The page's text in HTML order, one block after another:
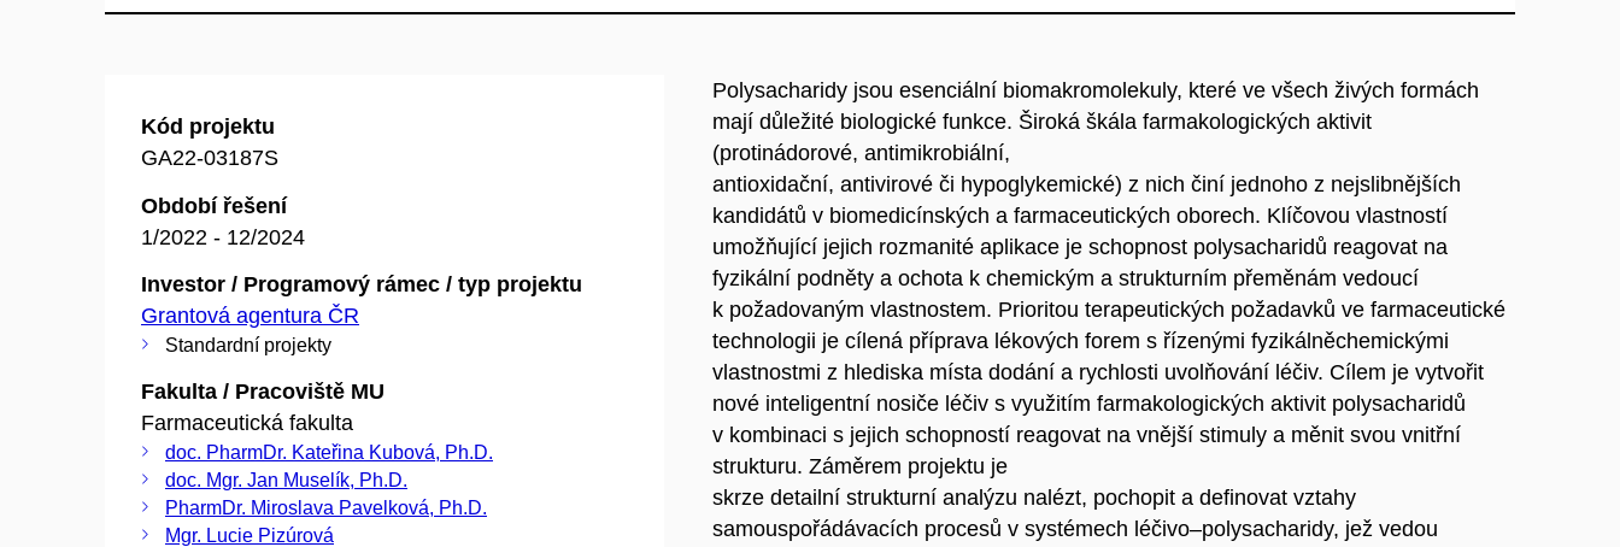
Kód projektu
GA22-03187S
Období řešení
1/2022 - 12/2024
Investor / Programový rámec / typ projektu
Grantová agentura ČR
Standardní projekty
Fakulta / Pracoviště MU
Farmaceutická fakulta
doc. PharmDr. Kateřina Kubová, Ph.D.
doc. Mgr. Jan Muselík, Ph.D.
PharmDr. Miroslava Pavelková, Ph.D.
Mgr. Lucie Pizúrová
Polysacharidy jsou esenciální biomakromolekuly, které ve všech živých formách
mají důležité biologické funkce. Široká škála farmakologických aktivit
(protinádorové, antimikrobiální,
antioxidační, antivirové či hypoglykemické) z nich činí jednoho z nejslibnějších
kandidátů v biomedicínských a farmaceutických oborech. Klíčovou vlastností
umožňující jejich rozmanité aplikace je schopnost polysacharidů reagovat na
fyzikální podněty a ochota k chemickým a strukturním přeměnám vedoucí
k požadovaným vlastnostem. Prioritou terapeutických požadavků ve farmaceutické
technologii je cílená příprava lékových forem s řízenými fyzikálněchemickými
vlastnostmi z hlediska místa dodání a rychlosti uvolňování léčiv. Cílem je vytvořit
nové inteligentní nosiče léčiv s využitím farmakologických aktivit polysacharidů
v kombinaci s jejich schopností reagovat na vnější stimuly a měnit svou vnitřní
strukturu. Záměrem projektu je
skrze detailní strukturní analýzu nalézt, pochopit a definovat vztahy
samouspořádávacích procesů v systémech léčivo–polysacharidy, jež vedou